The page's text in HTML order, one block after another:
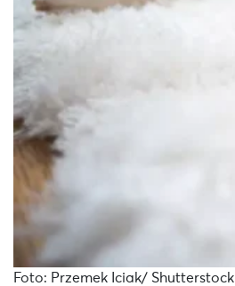
Foto: Przemek Iciak/ Shutterstock